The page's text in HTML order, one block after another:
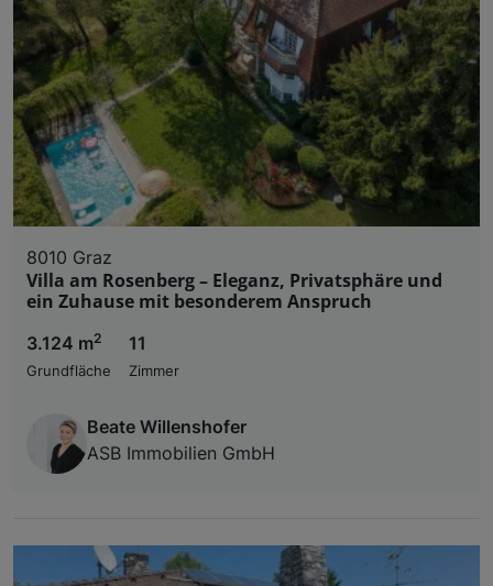
8010 Graz
Villa am Rosenberg – Eleganz, Privatsphäre und
ein Zuhause mit besonderem Anspruch
3.124 m2
Grundfläche
11
Zimmer
Beate Willenshofer
ASB Immobilien GmbH